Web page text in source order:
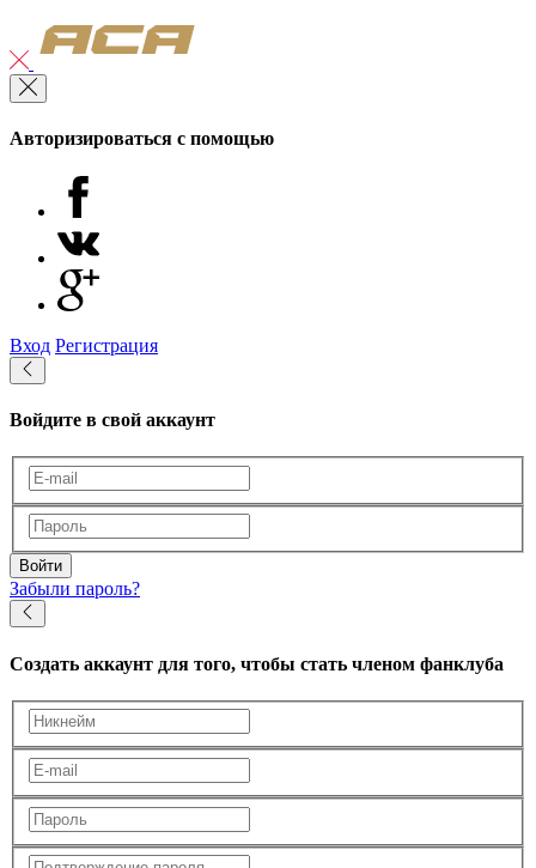
Авторизироваться с помощью
Вход Регистрация
Войдите в свой аккаунт
Войти
Забыли пароль?
Создать аккаунт для того, чтобы стать членом фанклуба